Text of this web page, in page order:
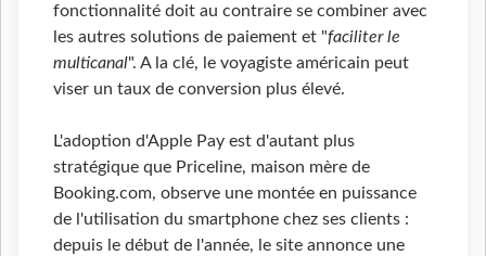
fonctionnalité doit au contraire se combiner avec
les autres solutions de paiement et "faciliter le
multicanal". A la clé, le voyagiste américain peut
viser un taux de conversion plus élevé.
L'adoption d'Apple Pay est d'autant plus
stratégique que Priceline, maison mère de
Booking.com, observe une montée en puissance
de l'utilisation du smartphone chez ses clients :
depuis le début de l'année, le site annonce une